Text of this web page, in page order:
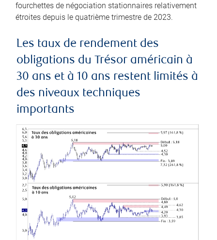
fourchettes de négociation stationnaires relativement
étroites depuis le quatrième trimestre de 2023.
Les taux de rendement des
obligations du Trésor américain à
30 ans et à 10 ans restent limités à
des niveaux techniques
importants